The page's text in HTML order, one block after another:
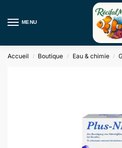
MENU
Accueil / Boutique / Eau & chimie /